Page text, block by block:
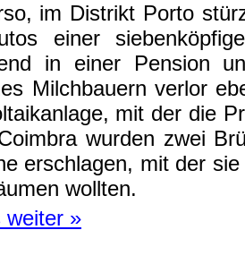
im Distrikt Porto
einer
in einer Pension
Milchbauern verlor
mit der die
wurden zwei
erschlagen, mit der
wollten.
weiter »